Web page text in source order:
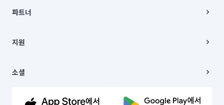
주소 | 본사: 서울특별시 종로구 율곡로 6(중학동, 트윈트리빌딩) B동 5층
컨택센터 : 서울특별시 종로구 수송동 율곡로 24, 7층, 8층 미소
상품, 상품정보, 거래에 관한 의무와 책임은 거래당사자에게 있습니다.
언론 보도 관련 문의:
© 유한회사 미소. Miso, Inc. All Rights Reserved.
채용
파트너
이사
지원
이용약관
문의하기
소셜
유튜브